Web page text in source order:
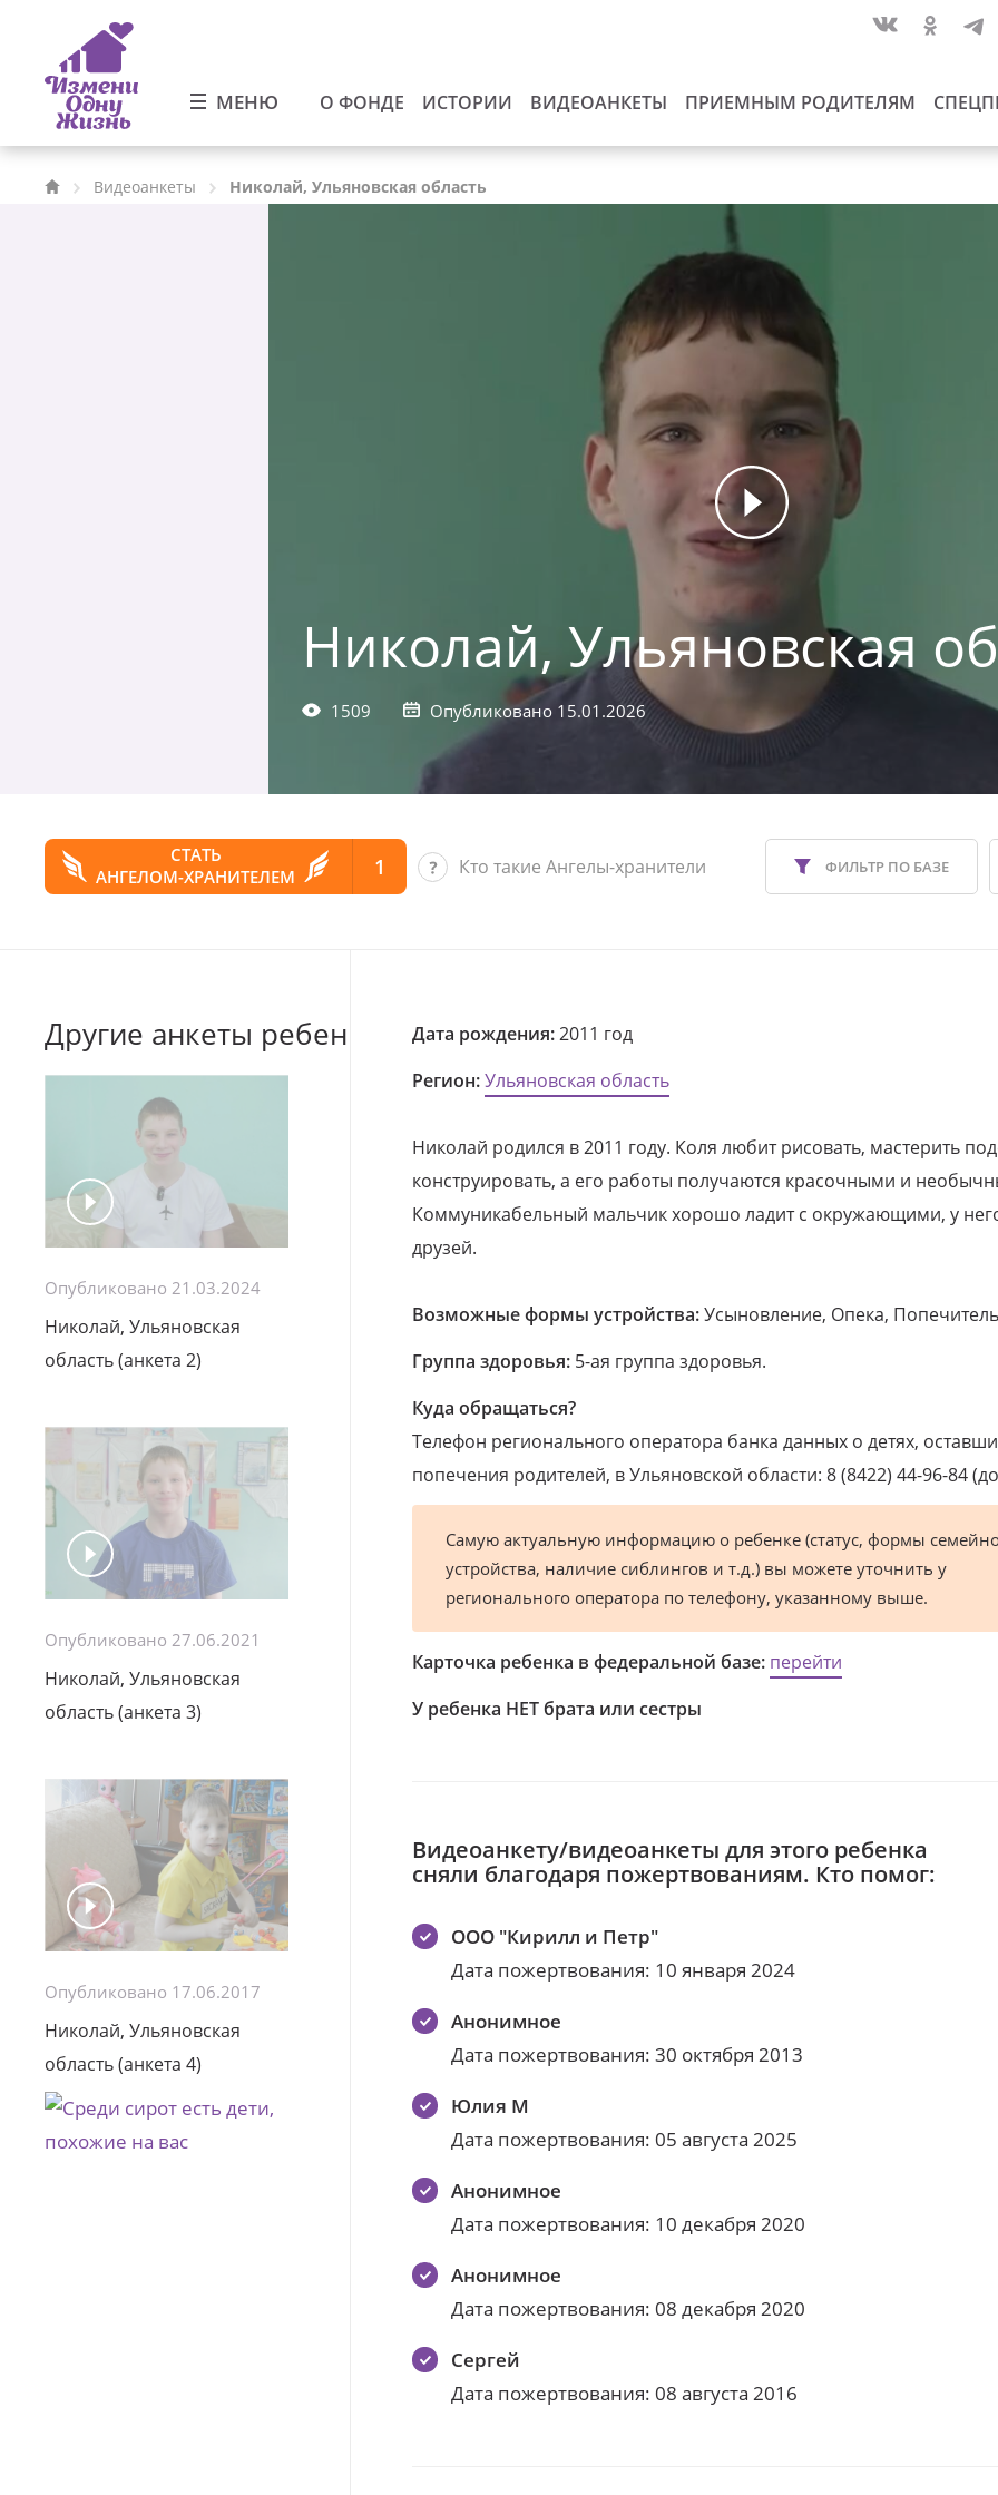
МЕНЮ О ФОНДЕ ИСТОРИИ ВИДЕОАНКЕТЫ ПРИЕМНЫМ РОДИТЕЛЯМ
Видеоанкеты Николай, Ульяновская область
Николай, Ульяновская
1509 Опубликовано 15.01.2026
СТАТЬ
АНГЕЛОМ-ХРАНИТЕЛЕМ
1 Кто такие Ангелы-хранители ФИЛЬТР ПО БАЗЕ
Другие анкеты ребенка
Опубликовано 21.03.2024
Николай, Ульяновская
область (анкета 2)
Опубликовано 27.06.2021
Николай, Ульяновская
область (анкета 3)
Опубликовано 17.06.2017
Николай, Ульяновская
область (анкета 4)
Дата рождения:2011 год
Регион:Ульяновская область
Николай родился в 2011 году. Коля любит рисовать, мастерить
конструировать, а его работы получаются красочными и
Коммуникабельный мальчик хорошо ладит с окружающими, у
друзей.
Возможные формы устройства:Усыновление, Опека,
Группа здоровья: 5-ая группа здоровья.
Куда обращаться?
Телефон регионального оператора банка данных о детях,
попечения родителей, в Ульяновской области: 8 (8422) 44-96-84
Самую актуальную информацию о ребенке (статус, формы
устройства, наличие сиблингов и т.д.) вы можете уточнить у
регионального оператора по телефону, указанному выше.
Карточка ребенка в федеральной базе: перейти
У ребенка НЕТ брата или сестры
Видеоанкету/видеоанкеты для этого ребенка
сняли благодаря пожертвованиям. Кто помог:
ООО "Кирилл и Петр"
Дата пожертвования: 10 января 2024
Анонимное
Дата пожертвования: 30 октября 2013
Юлия М
Дата пожертвования: 05 августа 2025
Анонимное
Дата пожертвования: 10 декабря 2020
Анонимное
Дата пожертвования: 08 декабря 2020
Сергей
Дата пожертвования: 08 августа 2016